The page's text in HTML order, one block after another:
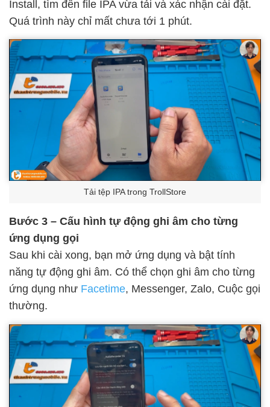
Install, tìm đến file IPA vừa tải và xác nhận cài đặt.
Quá trình này chỉ mất chưa tới 1 phút.
Tải tệp IPA trong TrollStore
Bước 3 – Cấu hình tự động ghi âm cho từng
ứng dụng gọi
Sau khi cài xong, bạn mở ứng dụng và bật tính
năng tự động ghi âm. Có thể chọn ghi âm cho từng
ứng dụng như Facetime, Messenger, Zalo, Cuộc gọi
thường.